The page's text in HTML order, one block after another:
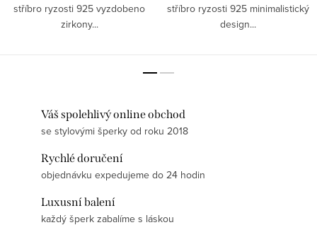
stříbro ryzosti 925 vyzdobeno
zirkony...
stříbro ryzosti 925 minimalistický
design...
Váš spolehlivý online obchod
se stylovými šperky od roku 2018
Rychlé doručení
objednávku expedujeme do 24 hodin
Luxusní balení
každý šperk zabalíme s láskou